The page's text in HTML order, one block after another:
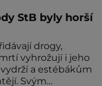
StB byly horší
drogy,
vyhrožují i jeho
a estébákům
Svým